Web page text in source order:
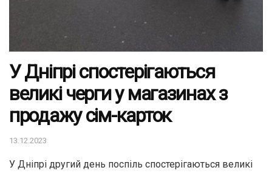
У Дніпрі спостерігаються
великі черги у магазинах з
продажу сім-карток
13.12.2023
У Дніпрі другий день поспіль спостерігаються великі